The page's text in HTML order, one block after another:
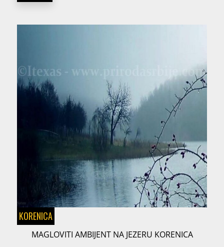
KORENICA
MAGLOVITI AMBIJENT NA JEZERU KORENICA